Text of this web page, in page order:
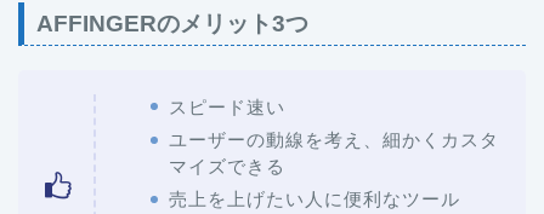
AFFINGERのメリット3つ
スピード速い
ユーザーの動線を考え、細かくカスタ
マイズできる
売上を上げたい人に便利なツール